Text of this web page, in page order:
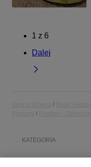
1 z 6
Dalej
KATEGORIA